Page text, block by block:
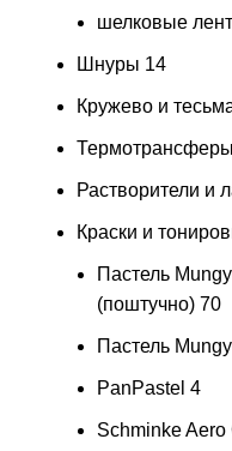
шелковые
Шнуры 14
Кружево и
Термотрансферы
Растворители и
Краски и
Пастель
(поштучно) 70
Пастель
PanPastel 4
Schminke Aero